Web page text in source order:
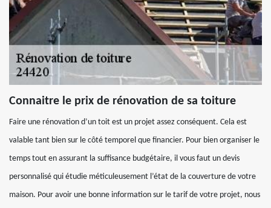
Connaitre le prix de rénovation de sa toiture
Faire une rénovation d’un toit est un projet assez conséquent. Cela est
valable tant bien sur le côté temporel que financier. Pour bien organiser le
temps tout en assurant la suffisance budgétaire, il vous faut un devis
personnalisé qui étudie méticuleusement l’état de la couverture de votre
maison. Pour avoir une bonne information sur le tarif de votre projet, nous